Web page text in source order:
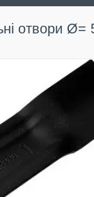
отвори Ø=